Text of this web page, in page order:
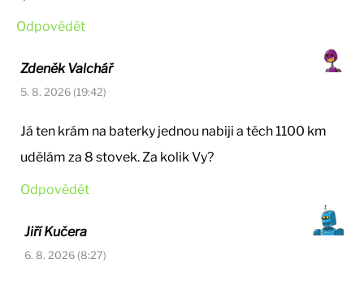
Odpovědět
Zdeněk Valchář
5. 8. 2026 (19:42)
Já ten krám na baterky jednou nabiji a těch 1100 km
udělám za 8 stovek. Za kolik Vy?
Odpovědět
Jiří Kučera
6. 8. 2026 (8:27)